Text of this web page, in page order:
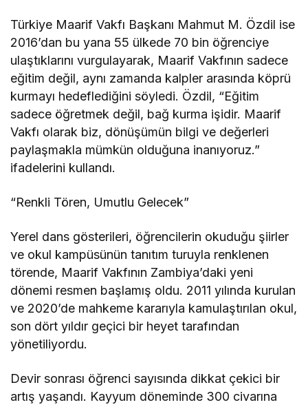
Türkiye Maarif Vakfı Başkanı Mahmut M. Özdil ise
2016’dan bu yana 55 ülkede 70 bin öğrenciye
ulaştıklarını vurgulayarak, Maarif Vakfının sadece
eğitim değil, aynı zamanda kalpler arasında köprü
kurmayı hedeflediğini söyledi. Özdil, “Eğitim
sadece öğretmek değil, bağ kurma işidir. Maarif
Vakfı olarak biz, dönüşümün bilgi ve değerleri
paylaşmakla mümkün olduğuna inanıyoruz.”
ifadelerini kullandı.
“Renkli Tören, Umutlu Gelecek”
Yerel dans gösterileri, öğrencilerin okuduğu şiirler
ve okul kampüsünün tanıtım turuyla renklenen
törende, Maarif Vakfının Zambiya’daki yeni
dönemi resmen başlamış oldu. 2011 yılında kurulan
ve 2020’de mahkeme kararıyla kamulaştırılan okul,
son dört yıldır geçici bir heyet tarafından
yönetiliyordu.
Devir sonrası öğrenci sayısında dikkat çekici bir
artış yaşandı. Kayyum döneminde 300 civarına